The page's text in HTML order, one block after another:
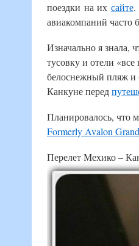
поездки на их сайте.
авиакомпаний часто
Изначально я знала,
тусовку и отели
белоснежный пляж и
Канкуне перед
Планировалось, что
Formerly Avalon Grand
Перелет Мехико –